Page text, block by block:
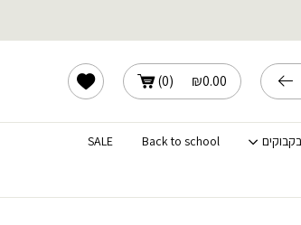
₪0.00
(
0
)
בקבוקים Back to school
SALE